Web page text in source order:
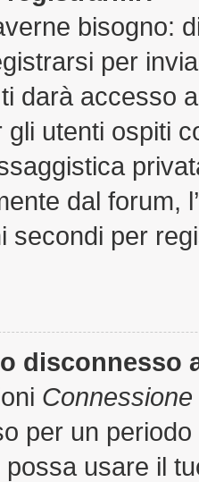
bisogno:
per
darà accesso
utenti ospiti
dal forum,
secondi per
disconnesso
per un
usare il